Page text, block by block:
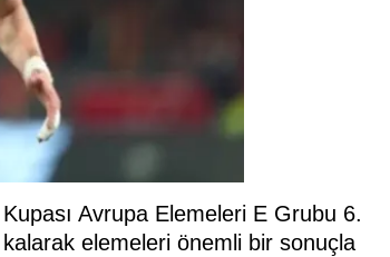
Avrupa Elemeleri E Grubu 6.
elemeleri önemli bir sonuçla